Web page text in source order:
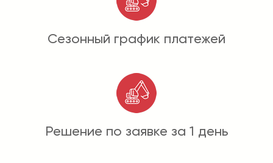
Сезонный график платежей
Решение по заявке за 1 день